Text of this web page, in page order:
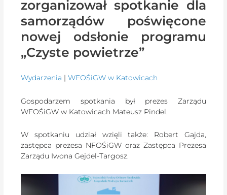
zorganizował spotkanie dla
samorządów poświęcone
nowej odsłonie programu
„Czyste powietrze”
Wydarzenia |WFOŚiGW w Katowicach
Gospodarzem spotkania był prezes Zarządu
WFOŚiGW w Katowicach Mateusz Pindel.
W spotkaniu udział wzięli także: Robert Gajda,
zastępca prezesa NFOŚiGW oraz Zastępca Prezesa
Zarządu Iwona Gejdel-Targosz.